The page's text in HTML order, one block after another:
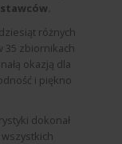
różnych
35 zbiornikach
okazją dla
i piękno
dokonał